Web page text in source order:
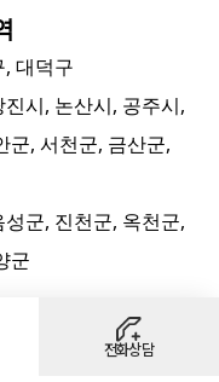
전화상담
대덕구
시, 논산시, 공주시,
군, 서천군, 금산군,
군, 진천군, 옥천군,
군